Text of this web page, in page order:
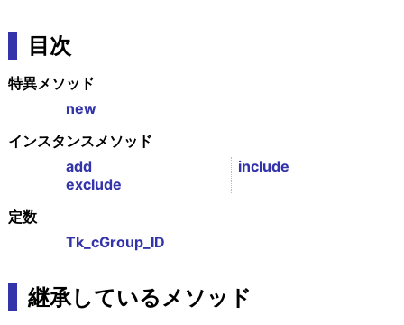
目次
特異メソッド
new
インスタンスメソッド
add
exclude
include
定数
Tk_cGroup_ID
継承しているメソッド